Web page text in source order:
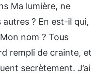
Ma lumière, ne
? En est-il qui,
nom ? Tous
rempli de crainte, et
secrètement. J’ai